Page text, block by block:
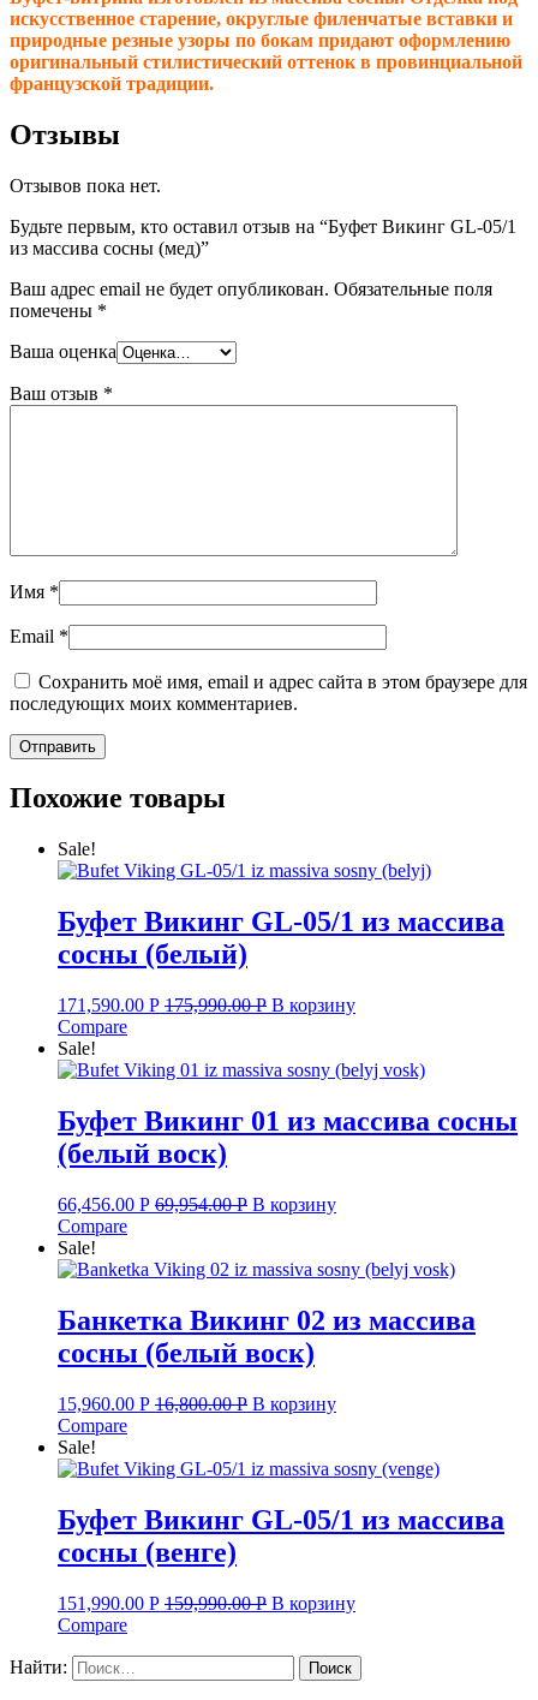
искусственное старение, округлые филенчатые вставки и
природные резные узоры по бокам придают оформлению
оригинальный стилистический оттенок в провинциальной
французской традиции.
Отзывы
Отзывов пока нет.
Будьте первым, кто оставил отзыв на “Буфет Викинг GL-05/1
из массива сосны (мед)”
Ваш адрес email не будет опубликован. Обязательные поля
помечены *
Ваша оценка
Ваш отзыв *
Имя *
Email *
Сохранить моё имя, email и адрес сайта в этом браузере для
последующих моих комментариев.
Похожие товары
Sale!
Буфет Викинг GL-05/1 из массива
сосны (белый)
171,590.00 Р 175,990.00Р В корзину
Compare
Sale!
Буфет Викинг 01 из массива сосны
(белый воск)
66,456.00 Р 69,954.00Р В корзину
Compare
Sale!
Банкетка Викинг 02 из массива
сосны (белый воск)
15,960.00 Р 16,800.00Р В корзину
Compare
Sale!
Буфет Викинг GL-05/1 из массива
сосны (венге)
151,990.00 Р 159,990.00Р В корзину
Compare
Найти: